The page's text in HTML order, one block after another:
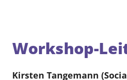
Workshop-
Kirsten Tangemann